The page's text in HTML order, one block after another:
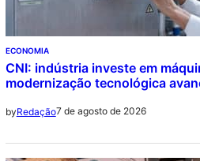
ECONOMIA
CNI: indústria investe em
modernização tecnológica
byRedação7 de agosto de 2026